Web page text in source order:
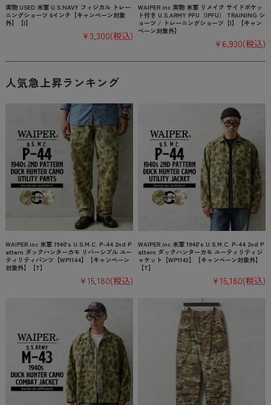
実物 USED 米軍 U.S.NAVY フィジカル トレー
ニングショーツ 6インチ【キャンペーン対象
外】【I】
¥3,300(税込)
WAIPER.inc 実物 米軍 リメイク サイドポケッ
ト付き U.S.ARMY PFU（IPFU） TRAINING シ
ョーツ / トレーニングショーツ【I】【キャン
ペーン対象外】
¥6,930(税込)
人気急上昇ランキング
WAIPER.inc 米軍 1940’s U.S.M.C. P-44 2nd P
attern ダックハンターカモ リバーシブル ユー
ティリティパンツ【WP1144】【キャンペーン
対象外】【T】
¥15,180(税込)
WAIPER.inc 米軍 1940’s U.S.M.C. P-44 2nd P
attern ダックハンターカモ ユーティリティジ
ャケット【WP1143】【キャンペーン対象外】
【T】
¥15,180(税込)